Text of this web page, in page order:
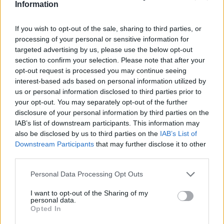
Information
If you wish to opt-out of the sale, sharing to third parties, or
processing of your personal or sensitive information for
targeted advertising by us, please use the below opt-out
section to confirm your selection. Please note that after your
opt-out request is processed you may continue seeing
interest-based ads based on personal information utilized by
us or personal information disclosed to third parties prior to
your opt-out. You may separately opt-out of the further
disclosure of your personal information by third parties on the
IAB’s list of downstream participants. This information may
also be disclosed by us to third parties on the IAB’s List of
Downstream Participants that may further disclose it to other
Personal Data Processing Opt Outs
I want to opt-out of the Sharing of my
personal data.
Opted In
non vanno spiegate, vanno sentite. Perché
ogni Harley porta con sé una storia.
E ogni appassionato sa che certe strade non
si dimenticano .
Castronno
di agosto